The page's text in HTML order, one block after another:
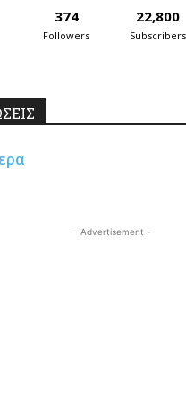
374
Followers
22,800
Subscribers
- Advertisement -